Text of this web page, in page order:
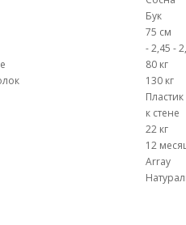
Бук
75 см
- 2,45 -
80 кг
130 кг
Пластик
к стене
22 кг
12
Array